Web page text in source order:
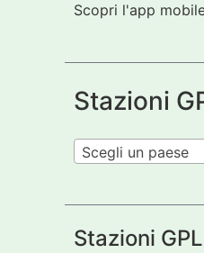
Scopri l'app
Stazioni
Scegli un paese
Stazioni GPL